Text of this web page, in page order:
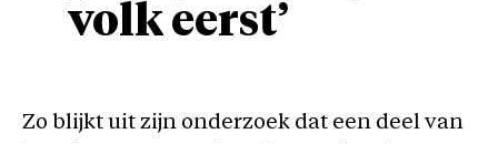
volk eerst’
Zo blijkt uit zijn onderzoek dat een deel van